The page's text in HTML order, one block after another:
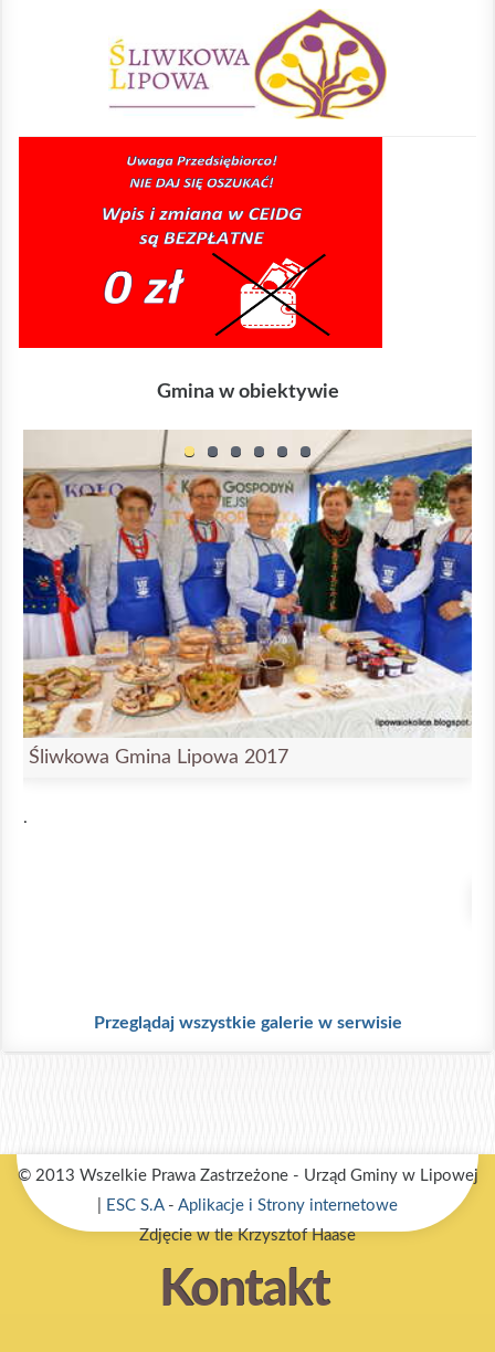
Gmina w obiektywie
Śliwkowa Gmina Lipowa 2017
.
Przeglądaj wszystkie galerie w serwisie
© 2013 Wszelkie Prawa Zastrzeżone - Urząd Gminy w Lipowej
ESC S.A- Aplikacje i Strony internetowe
Zdjęcie w tle Krzysztof Haase
Kontakt